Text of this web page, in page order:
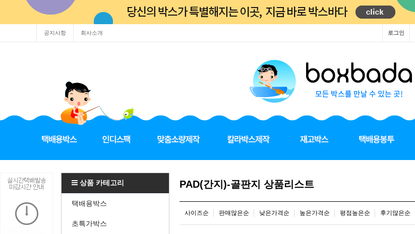
공지사항 회사소개 로그인
상품 카테고리
택배용박스
초특가박스
PAD(간지)-골판지 상품리스트
사이즈순 판매많은순 낮은가격순 높은가격순 평점높은순 후기많은순